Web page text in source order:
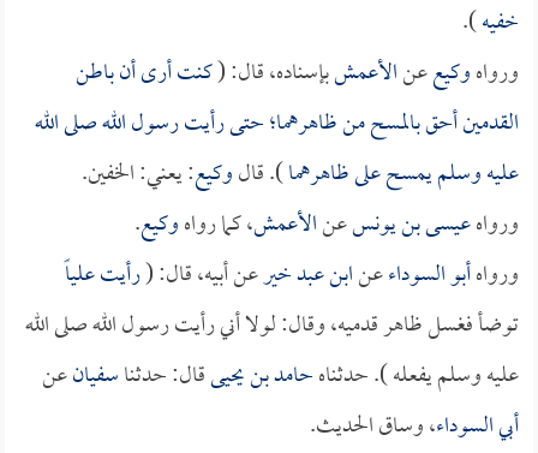
خفيه).
ورواهوكيععنالأعمشبإسناده، قال: (كنت أرى أن باطن
القدمين أحق بالمسح من ظاهرهما؛ حتى رأيت رسول الله صلى الله
عليه وسلم يمسح على ظاهرهما). قالوكيع: يعني: الخفين.
ورواهعيسى بن يونسعنالأعمش، كما رواهوكيع.
ورواهأبو السوداءعنابن عبد خيرعن أبيه، قال: (رأيتعلياً
توضأ فغسل ظاهر قدميه، وقال: لولا أني رأيت رسول الله صلى الله
عليه وسلم يفعله ). حدثناهحامد بن يحيىقال: حدثناسفيانعن
أبي السوداء، وساق الحديث.